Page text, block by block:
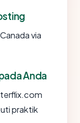
via
Anda
praktik